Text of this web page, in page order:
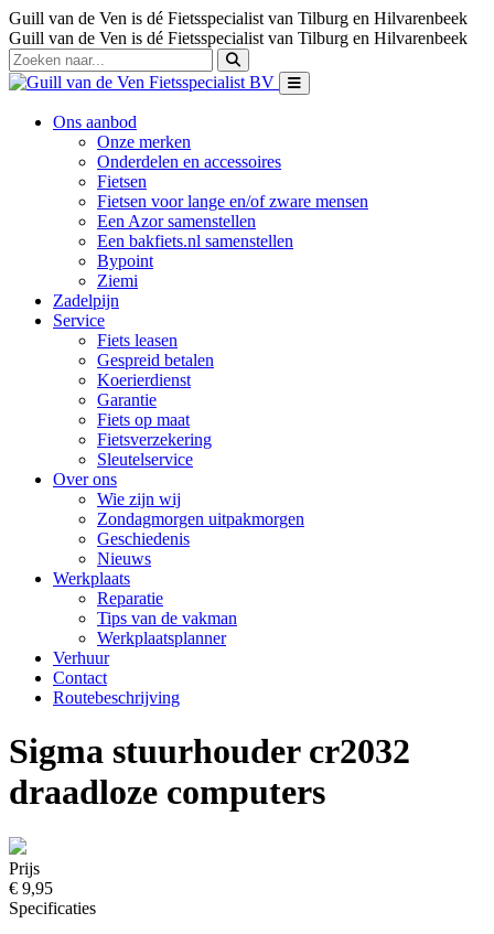
Guill van de Ven is dé Fietsspecialist van Tilburg en Hilvarenbeek
Guill van de Ven is dé Fietsspecialist van Tilburg en Hilvarenbeek
Ons aanbod
Onze merken
Onderdelen en accessoires
Fietsen
Fietsen voor lange en/of zware mensen
Een Azor samenstellen
Een bakfiets.nl samenstellen
Bypoint
Ziemi
Zadelpijn
Service
Fiets leasen
Gespreid betalen
Koerierdienst
Garantie
Fiets op maat
Fietsverzekering
Sleutelservice
Over ons
Wie zijn wij
Zondagmorgen uitpakmorgen
Geschiedenis
Nieuws
Werkplaats
Reparatie
Tips van de vakman
Werkplaatsplanner
Verhuur
Contact
Routebeschrijving
Sigma stuurhouder cr2032
draadloze computers
Prijs
€ 9,95
Specificaties